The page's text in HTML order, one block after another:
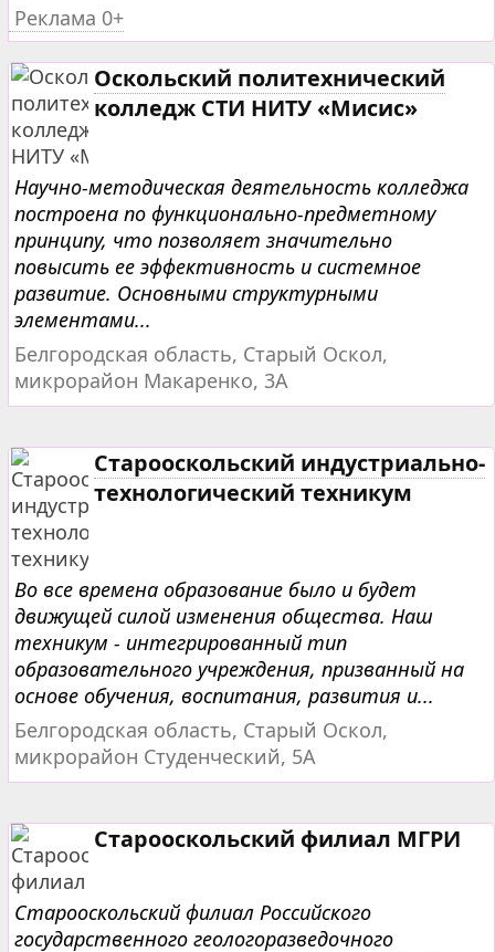
Реклама 0+
Оскольский политехнический
колледж СТИ НИТУ «Мисис»
Научно-методическая деятельность колледжа
построена по функционально-предметному
принципу, что позволяет значительно
повысить ее эффективность и системное
развитие. Основными структурными
элементами...
Белгородская область, Старый Оскол,
микрорайон Макаренко, 3А
Старооскольский индустриально-
технологический техникум
Во все времена образование было и будет
движущей силой изменения общества. Наш
техникум - интегрированный тип
образовательного учреждения, призванный на
основе обучения, воспитания, развития и...
Белгородская область, Старый Оскол,
микрорайон Студенческий, 5А
Старооскольский филиал МГРИ
Старооскольский филиал Российского
государственного геологоразведочного